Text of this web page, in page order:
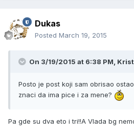
Dukas
Posted March 19, 2015
On 3/19/2015 at 6:38 PM,
Posto je post koji sam obrisao
znaci da ima pice i za mene?
Pa gde su dva eto i tri!!A Vlada bg